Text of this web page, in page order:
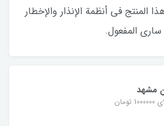
المنتج في أنظمة الإنذار والإخطار
المفعول.
مشهد